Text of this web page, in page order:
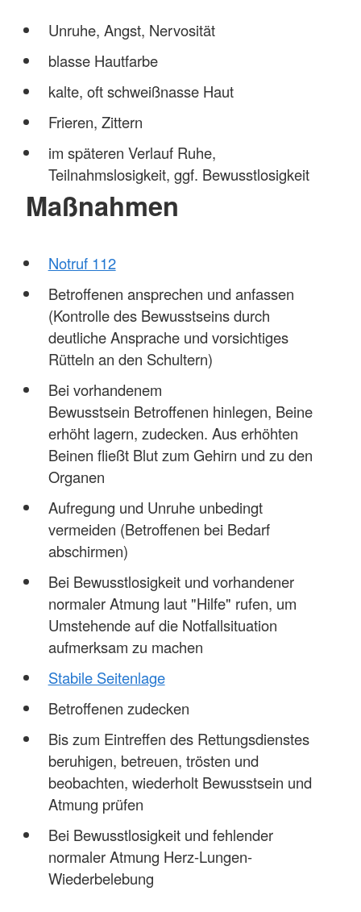
Unruhe, Angst, Nervosität
blasse Hautfarbe
kalte, oft schweißnasse Haut
Frieren, Zittern
im späteren Verlauf Ruhe,
Teilnahmslosigkeit, ggf. Bewusstlosigkeit
Maßnahmen
Notruf 112
Betroffenen ansprechen und anfassen
(Kontrolle des Bewusstseins durch
deutliche Ansprache und vorsichtiges
Rütteln an den Schultern)
Bei vorhandenem
Bewusstsein Betroffenen hinlegen, Beine
erhöht lagern, zudecken. Aus erhöhten
Beinen fließt Blut zum Gehirn und zu den
Organen
Aufregung und Unruhe unbedingt
vermeiden (Betroffenen bei Bedarf
abschirmen)
Bei Bewusstlosigkeit und vorhandener
normaler Atmung laut "Hilfe" rufen, um
Umstehende auf die Notfallsituation
aufmerksam zu machen
Stabile Seitenlage
Betroffenen zudecken
Bis zum Eintreffen des Rettungsdienstes
beruhigen, betreuen, trösten und
beobachten, wiederholt Bewusstsein und
Atmung prüfen
Bei Bewusstlosigkeit und fehlender
normaler Atmung Herz-Lungen-
Wiederbelebung